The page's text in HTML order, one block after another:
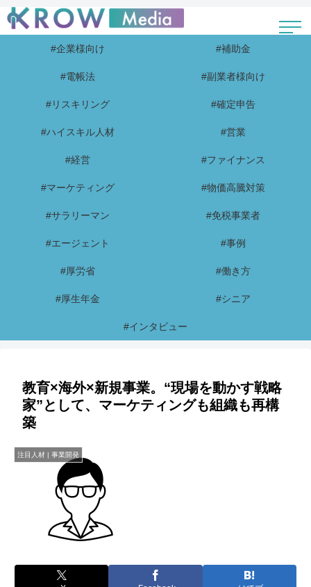
#企業様向け #補助金
#電帳法 #副業者様向け
#リスキリング #確定申告
#ハイスキル人材 #営業
#経営 #ファイナンス
#マーケティング #物価高騰対策
#サラリーマン #免税事業者
#エージェント #事例
#厚労省 #働き方
#厚生年金 #シニア
#インタビュー
教育×海外×新規事業。“現場を動かす戦略
家”として、マーケティングも組織も再構
築
注目人材 | 事業開発